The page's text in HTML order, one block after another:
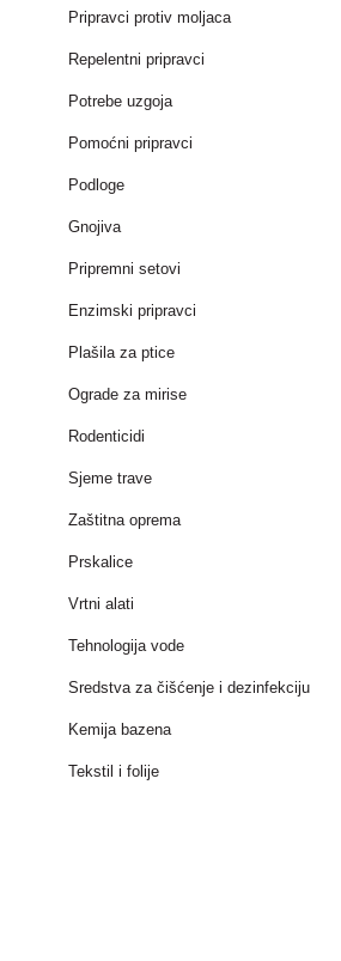
Pripravci protiv moljaca
Repelentni pripravci
Potrebe uzgoja
Pomoćni pripravci
Podloge
Gnojiva
Pripremni setovi
Enzimski pripravci
Plašila za ptice
Ograde za mirise
Rodenticidi
Sjeme trave
Zaštitna oprema
Prskalice
Vrtni alati
Tehnologija vode
Sredstva za čišćenje i dezinfekciju
Kemija bazena
Tekstil i folije